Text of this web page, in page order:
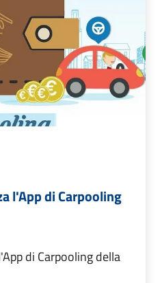
l'App di Carpooling
di Carpooling della